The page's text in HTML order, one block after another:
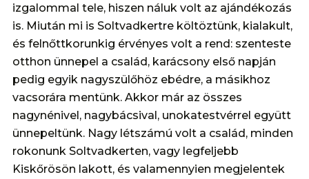
izgalommal tele, hiszen náluk volt az ajándékozás
is. Miután mi is Soltvadkertre költöztünk, kialakult,
és felnőttkorunkig érvényes volt a rend: szenteste
otthon ünnepel a család, karácsony első napján
pedig egyik nagyszülőhöz ebédre, a másikhoz
vacsorára mentünk. Akkor már az összes
nagynénivel, nagybácsival, unokatestvérrel együtt
ünnepeltünk. Nagy létszámú volt a család, minden
rokonunk Soltvadkerten, vagy legfeljebb
Kiskőrösön lakott, és valamennyien megjelentek